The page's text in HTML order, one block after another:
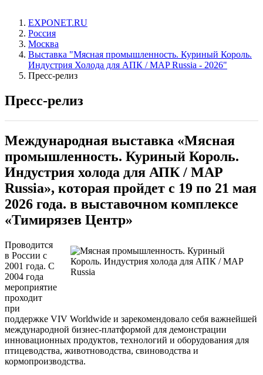
EXPONET.RU
Россия
Москва
Выставка "Мясная промышленность. Куриный Король.
Индустрия Холода для АПК / MAP Russia - 2026"
Пресс-релиз
Пресс-релиз
Международная выставка «Мясная
промышленность. Куриный Король.
Индустрия холода для АПК / MAP
Russia», которая пройдет с 19 по 21 мая
2026 года. в выставочном комплексе
«Тимирязев Центр»
Проводится
в России с
2001 года. С
2004 года
мероприятие
проходит
при
поддержке VIV Worldwide и зарекомендовало себя важнейшей
международной бизнес-платформой для демонстрации
инновационных продуктов, технологий и оборудования для
птицеводства, животноводства, свиноводства и
кормопроизводства.